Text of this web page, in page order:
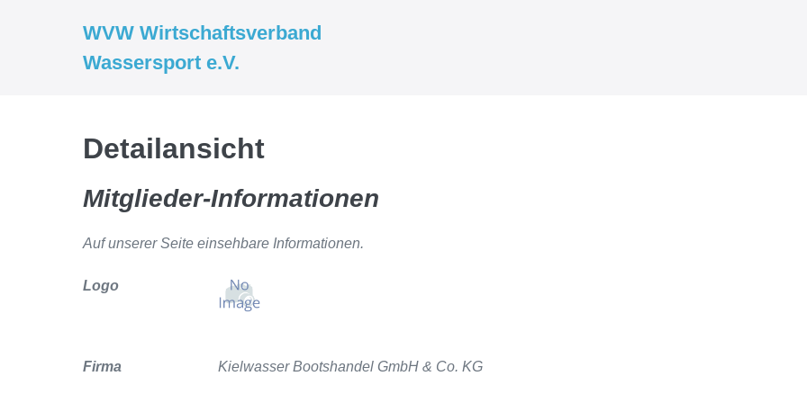
WVW Wirtschaftsverband
Wassersport e.V.
Detailansicht
Mitglieder-Informationen
Auf unserer Seite einsehbare Informationen.
Logo
Firma Kielwasser Bootshandel GmbH & Co. KG